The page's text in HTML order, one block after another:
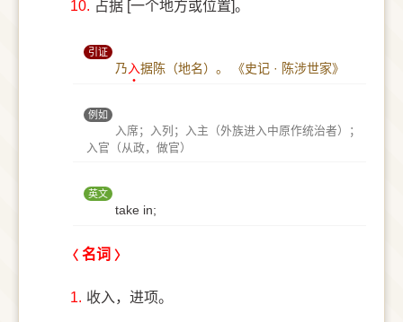
10. 占据 [一个地方或位置]。
引证
乃 入据陈（地名）。 《史记 · 陈涉世家》
例如
入席；入列；入主（外族进入中原作统治者）；
入官（从政，做官）
英文
take in;
名词
1. 收入，进项。